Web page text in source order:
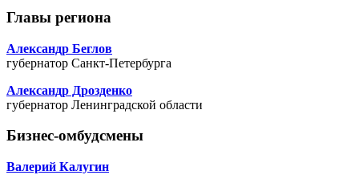
Главы региона
Александр Беглов
губернатор Санкт-Петербурга
Александр Дрозденко
губернатор Ленинградской области
Бизнес-омбудсмены
Валерий Калугин